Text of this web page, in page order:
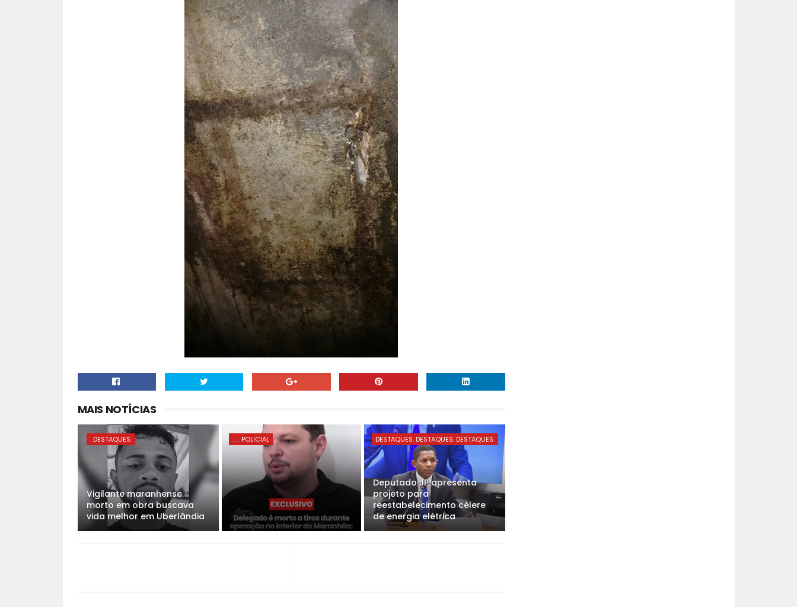
MAIS NOTÍCIAS
. DESTAQUES.
Vigilante maranhense
morto em obra buscava
vida melhor em Uberlândia
. . . POLICIAL DESTAQUES. DESTAQUES. DESTAQUES.
Deputado JP apresenta
projeto para
reestabelecimento célere
de energia elétrica